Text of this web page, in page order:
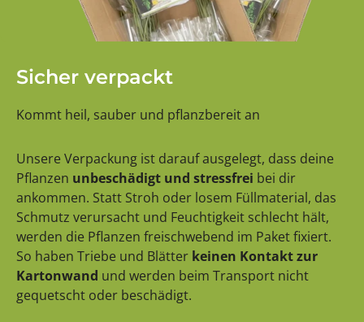
Sicher verpackt
Kommt heil, sauber und pflanzbereit an
Unsere Verpackung ist darauf ausgelegt, dass deine
Pflanzen unbeschädigt und stressfrei bei dir
ankommen. Statt Stroh oder losem Füllmaterial, das
Schmutz verursacht und Feuchtigkeit schlecht hält,
werden die Pflanzen freischwebend im Paket fixiert.
So haben Triebe und Blätter keinen Kontakt zur
Kartonwand und werden beim Transport nicht
gequetscht oder beschädigt.